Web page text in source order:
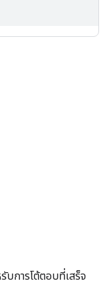
บการโต้ตอบที่เสร็จ